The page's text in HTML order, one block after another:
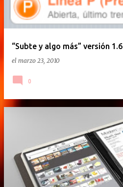
“Subte y algo más” versión 1.6
el marzo 23, 2010
0